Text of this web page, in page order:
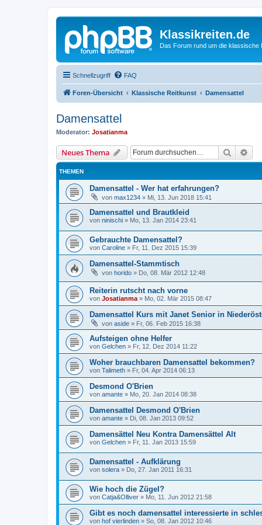
Klassikreiten.de
Das Forum rund um die klassische
Schnellzugriff FAQ
Foren-Übersicht Klassische Reitkunst Damensattel
Damensattel
Moderator: Josatianma
Neues Thema Suche
THEMEN
Damensattel - Wer hat erfahrungen?
von max1234 » Mi, 13. Jun 2018 15:41
Damensattel und Brautkleid
von ninischi » Mo, 13. Jan 2014 23:41
Gebrauchte Damensattel?
von Caroline » Fr, 11. Dez 2015 15:39
Damensattel-Stammtisch
von horido » Do, 08. Mär 2012 12:48
Reiterin rutscht nach vorne
von Josatianma » Mo, 02. Mär 2015 08:47
Damensattel Kurs mit Janet Senior in
von aside » Fr, 06. Feb 2015 16:38
Aufsteigen ohne Helfer
von Gelchen » Fr, 12. Dez 2014 11:22
Woher brauchbaren Damensattel bekommen?
von Talimeth » Fr, 04. Apr 2014 06:13
Desmond O'Brien
von amante » Mo, 20. Jan 2014 08:38
Damensattel Desmond O'Brien
von amante » Di, 08. Jan 2013 09:52
Damensättel Neu Kontra Damensättel Alt
von Gelchen » Fr, 11. Jan 2013 15:59
Damensattel - Aufklärung
von solera » Do, 27. Jan 2011 16:31
Wie hoch die Zügel?
von Catja&Olliver » Mo, 11. Jun 2012 21:58
Gibt es noch damensattel interessierte in
von hof vierlinden » So, 08. Jan 2012 10:46